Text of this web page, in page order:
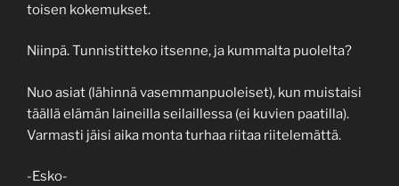
toisen kokemukset.
Niinpä. Tunnistitteko itsenne, ja kummalta puolelta?
Nuo asiat (lähinnä vasemmanpuoleiset), kun muistaisi
täällä elämän laineilla seilaillessa (ei kuvien paatilla).
Varmasti jäisi aika monta turhaa riitaa riitelemättä.
-Esko-